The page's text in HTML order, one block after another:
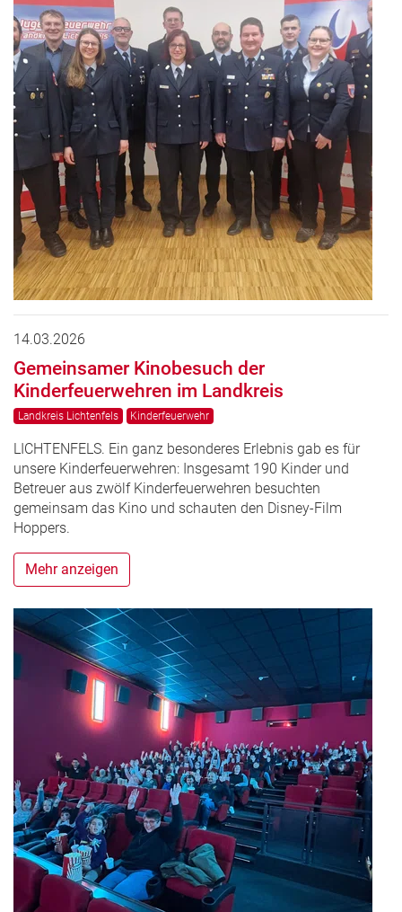
14.03.2026
Gemeinsamer Kinobesuch der
Kinderfeuerwehren im Landkreis
Landkreis Lichtenfels Kinderfeuerwehr
LICHTENFELS. Ein ganz besonderes Erlebnis gab es für
unsere Kinderfeuerwehren: Insgesamt 190 Kinder und
Betreuer aus zwölf Kinderfeuerwehren besuchten
gemeinsam das Kino und schauten den Disney-Film
Hoppers.
Mehr anzeigen